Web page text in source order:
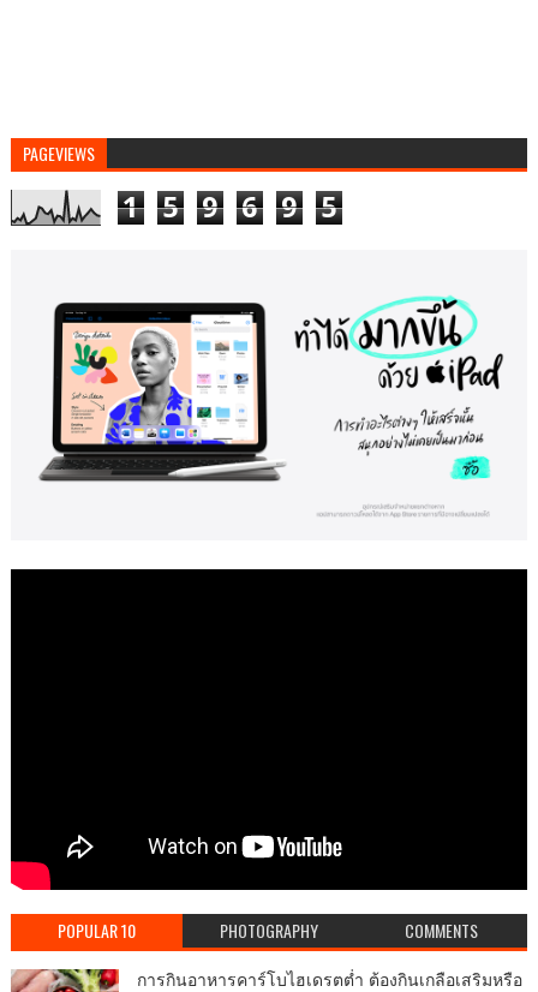
PAGEVIEWS
1 5 9 6 9 5
POPULAR 10 PHOTOGRAPHY COMMENTS
การกินอาหารคาร์โบไฮเดรตต่ำ ต้องกินเกลือเสริมหรือ